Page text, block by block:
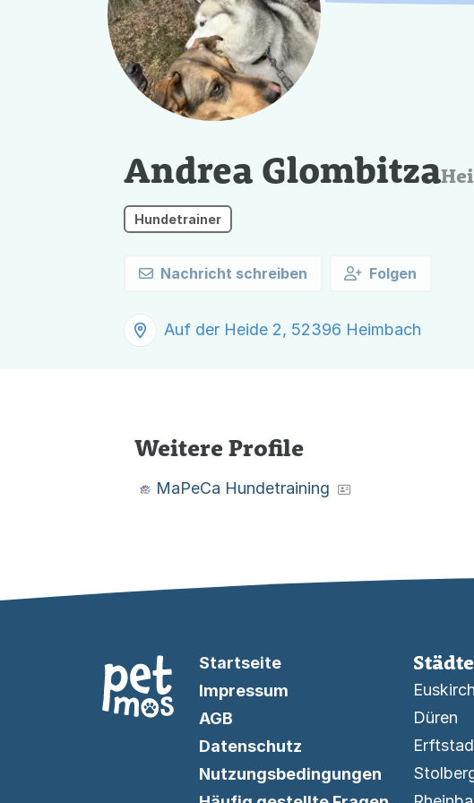
Andrea Glombitza
Hundetrainer
Nachricht schreiben Folgen
Auf der Heide 2, 52396 Heimbach
Weitere Profile
MaPeCa Hundetraining
Startseite
Impressum
AGB
Datenschutz
Nutzungsbedingungen
Düren